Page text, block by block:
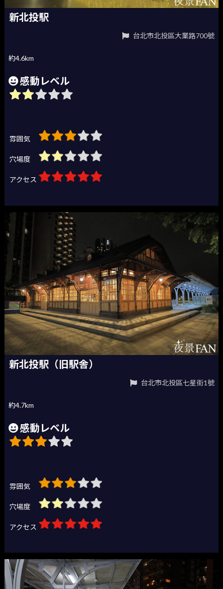
新北投駅
台北市北投區大業路700號
約4.6km
感動レベル
雰囲気
穴場度
アクセス
新北投駅（旧駅舎）
台北市北投區七星街1號
約4.7km
感動レベル
雰囲気
穴場度
アクセス